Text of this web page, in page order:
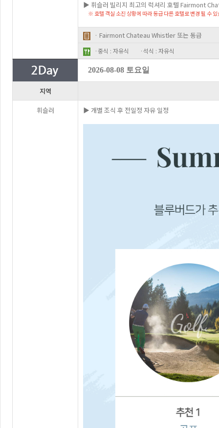
▶ 휘슬러 빌리지 최고의 럭셔리 호텔 Fairmont
※ 호텔 객실 소진 상황에 따라 동급 다른 호텔로 변경 될 수
· Fairmont Chateau Whistler 또는 동급
·중식 : 자유식 ·석식 : 자유식
2026-08-08 토요일
지역
휘슬러 ▶ 개별 조식 후 전일정 자유 일정